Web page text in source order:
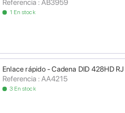
Referencia : AB3959
1 En stock
Enlace rápido - Cadena DID 428HD RJ
Referencia : AA4215
3 En stock